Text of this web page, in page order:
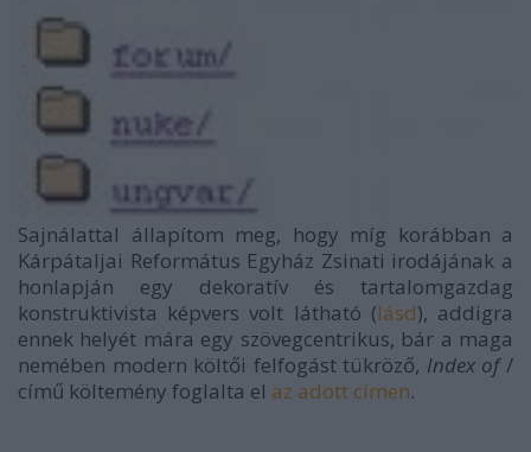
Sajnálattal állapítom meg, hogy míg korábban a
Kárpátaljai Református Egyház Zsinati irodájának a
honlapján egy dekoratív és tartalomgazdag
konstruktivista képvers volt látható (lásd), addigra
ennek helyét mára egy szövegcentrikus, bár a maga
nemében modern költői felfogást tükröző, Index of/
című költemény foglalta el az adott címen.